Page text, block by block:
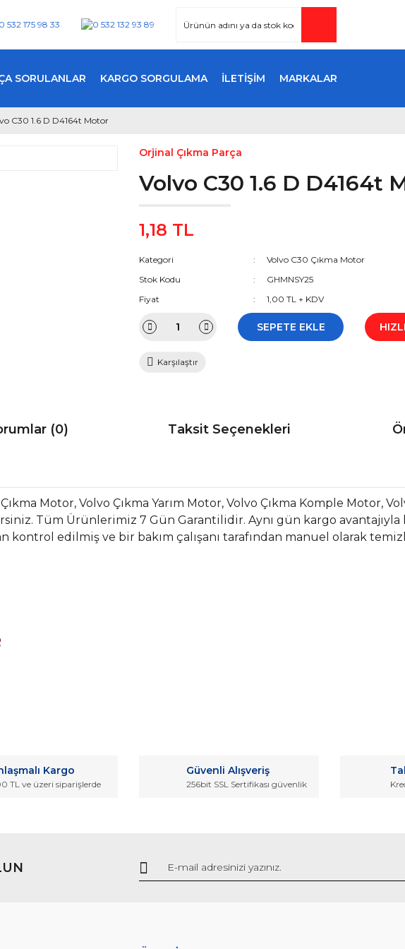
SORULANLAR KARGO SORGULAMA İLETİŞİM MARKALAR
C30 1.6 D D4164t Motor
Orjinal Çıkma Parça
Volvo C30 1.6 D D4164t
1,18 TL
Kategori
Volvo C30 Çıkma Motor
Stok Kodu
GHMNSY25
Fiyat
1,00 TL + KDV
SEPETE EKLE
Karşılaştır
(0) Taksit Seçenekleri
Motor, Volvo Çıkma Yarım Motor, Volvo Çıkma Komple Motor,
Tüm Ürünlerimiz 7 Gün Garantilidir. Aynı gün kargo avantajıyla
kontrol edilmiş ve bir bakım çalışanı tarafından manuel olarak
Kargo
TL ve üzeri siparişlerde
Güvenli Alışveriş
256bit SSL Sertifikası güvenlik